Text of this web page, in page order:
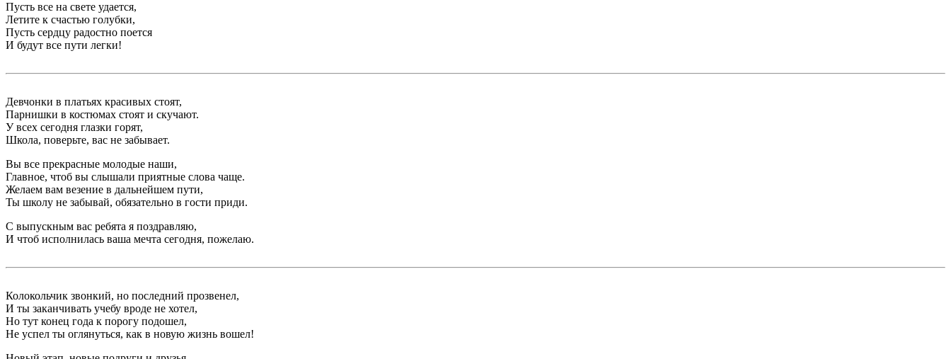
Пусть все на свете удается,
Летите к счастью голубки,
Пусть сердцу радостно поется
И будут все пути легки!
Девчонки в платьях красивых стоят,
Парнишки в костюмах стоят и скучают.
У всех сегодня глазки горят,
Школа, поверьте, вас не забывает.
Вы все прекрасные молодые наши,
Главное, чтоб вы слышали приятные слова чаще.
Желаем вам везение в дальнейшем пути,
Ты школу не забывай, обязательно в гости приди.
С выпускным вас ребята я поздравляю,
И чтоб исполнилась ваша мечта сегодня, пожелаю.
Колокольчик звонкий, но последний прозвенел,
И ты заканчивать учебу вроде не хотел,
Но тут конец года к порогу подошел,
Не успел ты оглянуться, как в новую жизнь вошел!